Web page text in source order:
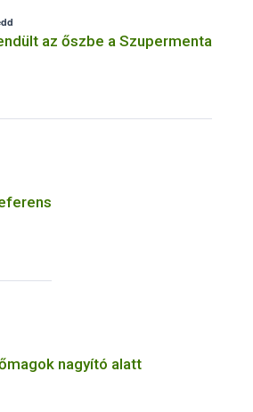
az őszbe a Szupermenta
nagyító alatt